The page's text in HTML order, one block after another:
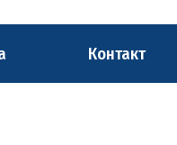
Контакт